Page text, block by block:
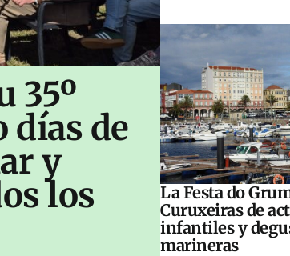
35º
días de
y
los
La Festa do
Curuxeiras de
infantiles y
marineras